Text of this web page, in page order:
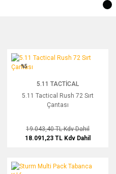
5.11 Tactical Rush 72 Sırt Çantası
%5
5.11 TACTICAL
5.11 Tactical Rush 72 Sırt
Çantası
19.043,40 TLKdv Dahil
18.091,23 TL Kdv Dahil
Sturm Multi Pack Tabanca Kılıfı